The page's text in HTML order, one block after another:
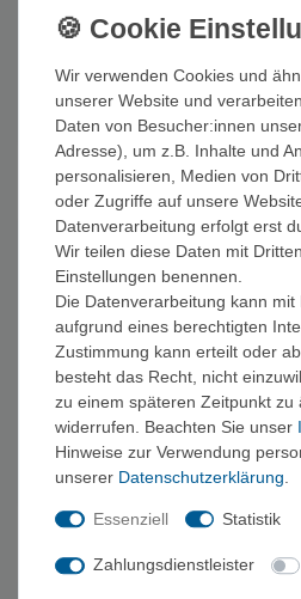
AustriAlpin CHALKER
Liquid Chalk 100 ml -
Chalk
8,50 €
Black Diamond Loose
Chalk - Chalk
9,00 €
Wir verwenden Cookies und
unserer Website und
Daten von Besucher:innen
Adresse), um z.B. Inhalte und
personalisieren, Medien von
oder Zugriffe auf unsere
Datenverarbeitung erfolgt erst
Wir teilen diese Daten mit
Einstellungen benennen.
Die Datenverarbeitung kann mit
aufgrund eines berechtigten
Zustimmung kann erteilt oder
besteht das Recht, nicht
zu einem späteren Zeitpunkt zu
widerrufen. Beachten Sie unser
Hinweise zur Verwendung
unserer Daten­schutz­erklärung
Essenziell Statistik
Zahlungsdienstleister